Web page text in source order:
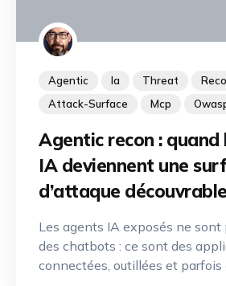
Agentic Ia Threat
Attack-Surface
Mcp
Agentic recon : quand
IA deviennent une
d’attaque découvrable
Les agents IA exposés ne sont
des chatbots : ce sont des
connectées, outillées et parfois